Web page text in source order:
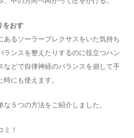
おす
あるソーラープレクサスをいた気持ち
ランスを整えたりするのに役立つハン
などで自律神経のバランスを崩して手
にも使えます。
５つの方法をご紹介しました。
！